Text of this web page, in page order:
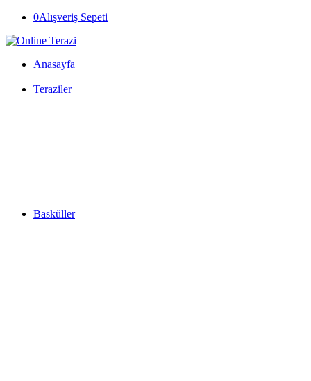
0Alışveriş Sepeti
Anasayfa
Teraziler
Basküller